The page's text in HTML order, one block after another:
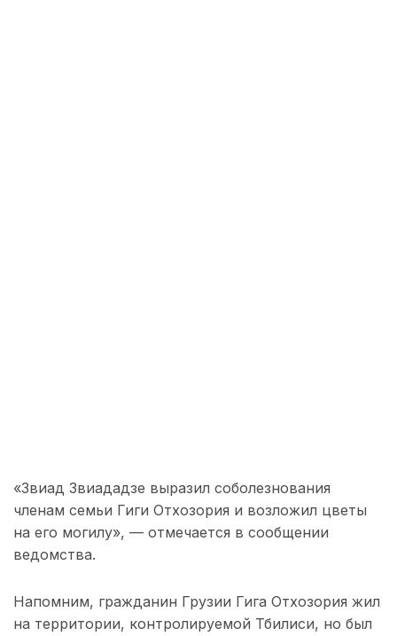
«Звиад Звиададзе выразил соболезнования
членам семьи Гиги Отхозория и возложил цветы
на его могилу», — отмечается в сообщении
ведомства.
Напомним, гражданин Грузии Гига Отхозория жил
на территории, контролируемой Тбилиси, но был